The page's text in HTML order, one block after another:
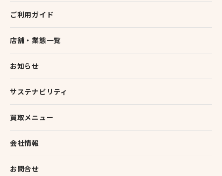
ご利用ガイド
店舗・業態一覧
お知らせ
サステナビリティ
買取メニュー
会社情報
お問合せ